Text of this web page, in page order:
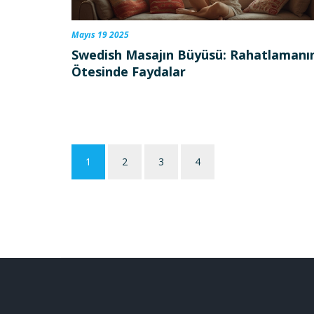
Mayıs 19 2025
Swedish Masajın Büyüsü:
Ötesinde Faydalar
1 2 3 4